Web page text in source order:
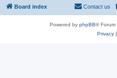
Board index Contact us
Powered by phpBB® Forum
Privacy|